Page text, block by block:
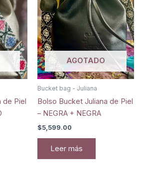
de Piel
AGOTADO
Bucket bag - Juliana
Bolso Bucket Juliana de Piel
– NEGRA + NEGRA
$5,599.00
Leer más